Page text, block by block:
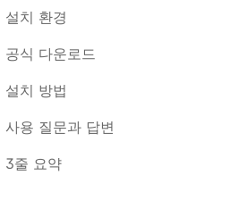
치 환경
식 다운로드
치 방법
용 질문과 답변
3줄 요약